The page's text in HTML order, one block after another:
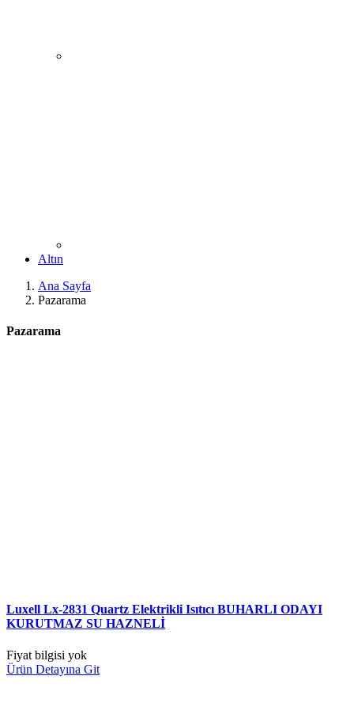
Altın
Ana Sayfa
Pazarama
Pazarama
Luxell Lx-2831 Quartz Elektrikli Isıtıcı BUHARLI ODAYI
KURUTMAZ SU HAZNELİ
Fiyat bilgisi yok
Ürün Detayına Git